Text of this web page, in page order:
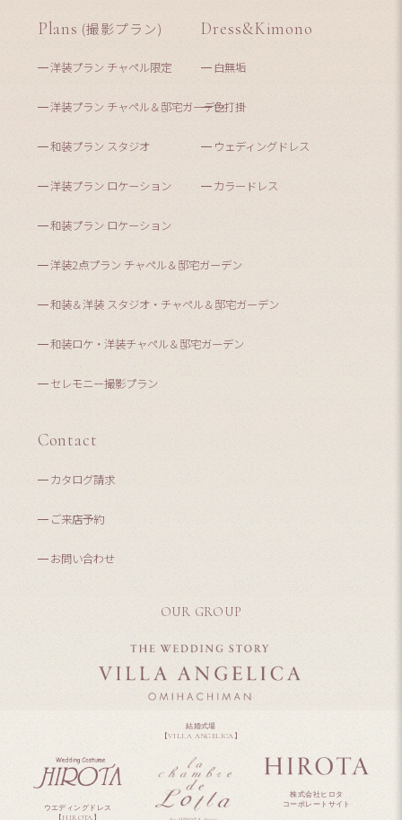
Plans (撮影プラン)
洋装プラン チャペル限定
洋装プラン チャペル＆邸宅ガーデン
和装プラン スタジオ
洋装プラン ロケーション
和装プラン ロケーション
洋装2点プラン チャペル＆邸宅ガーデン
和装＆洋装 スタジオ・チャペル＆邸宅ガーデン
和装ロケ・洋装チャペル＆邸宅ガーデン
セレモニー撮影プラン
Dress&Kimono
白無垢
色打掛
ウェディングドレス
カラードレス
Contact
カタログ請求
ご来店予約
お問い合わせ
OUR GROUP
結婚式場
【VILLA ANGELICA】
ウエディングドレス
【HIROTA】
株式会社ヒロタ
コーポレートサイト